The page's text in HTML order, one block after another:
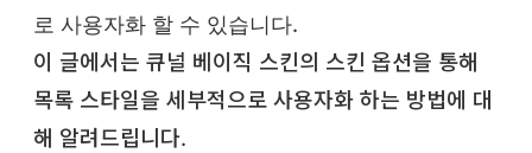
로 사용자화 할 수 있습니다.
이 글에서는 큐널 베이직 스킨의 스킨 옵션을 통해
목록 스타일을 세부적으로 사용자화 하는 방법에 대
해 알려드립니다.